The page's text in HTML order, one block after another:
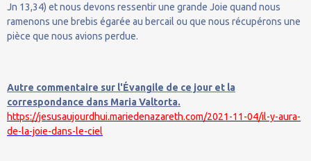
Jn 13,34) et nous devons ressentir une grande Joie quand nous
ramenons une brebis égarée au bercail ou que nous récupérons une
pièce que nous avions perdue.
Autre commentaire sur l'Évangile de ce jour et la
correspondance dans Maria Valtorta.
https://jesusaujourdhui.mariedenazareth.com/2021-11-04/il-y-aura-
de-la-joie-dans-le-ciel